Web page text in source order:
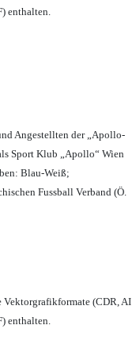
enthalten.
Angestellten der „Apollo-
Sport Klub „Apollo“ Wien
Blau-Weiß;
Fussball Verband (Ö.
Vektorgrafikformate (CDR, AI
enthalten.